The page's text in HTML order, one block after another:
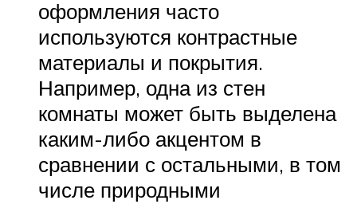
оформления часто
используются контрастные
материалы и покрытия.
Например, одна из стен
комнаты может быть выделена
каким-либо акцентом в
сравнении с остальными, в том
числе природными